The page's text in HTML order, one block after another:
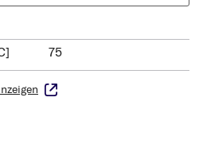
75